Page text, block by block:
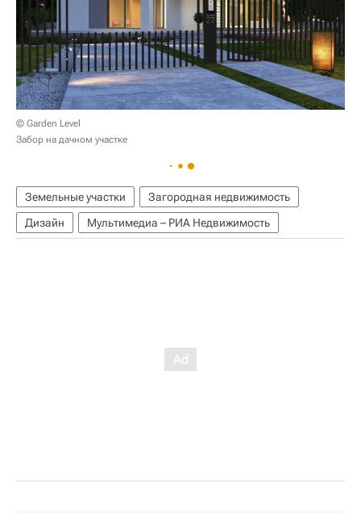
© Garden Level
Забор на дачном участке
Земельные участки
Загородная недвижимость
Дизайн
Мультимедиа – РИА Недвижимость